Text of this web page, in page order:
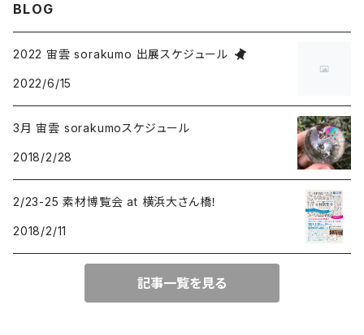
クリソコラ
スクエア
ヌーマイト
スクエア
ターコイズ
オーバル
チャロアイト
ドロップ
オーバル
ルチルクオーツ
オーバル
ピーターサイト
BLOG
2022 宙雲 sorakumo 出展スケジュール
2022/6/15
3月 宙雲 sorakumoスケジュール
2018/2/28
2/23-25 素材博覧会 at 横浜大さん橋！
2018/2/11
記事一覧を見る